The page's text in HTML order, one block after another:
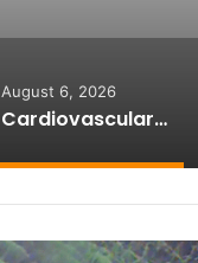
August 6, 2026
Cardiovascular confirma que nueva escala salarial sería retroactiva al 1 de julio